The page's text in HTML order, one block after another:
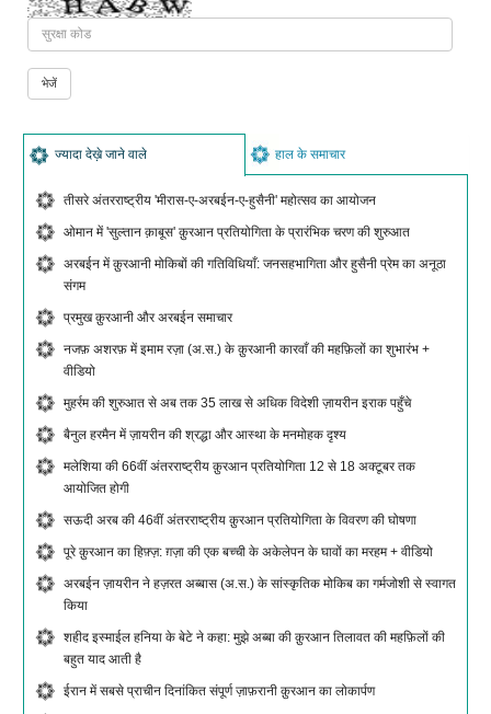
ज्यादा देख़े जाने वाले हाल के समाचार
तीसरे अंतरराष्ट्रीय 'मीरास-ए-अरबईन-ए-हुसैनी' महोत्सव का आयोजन
ओमान में 'सुल्तान क़ाबूस' क़ुरआन प्रतियोगिता के प्रारंभिक चरण की शुरुआत
अरबईन में क़ुरआनी मोकिबों की गतिविधियाँ: जनसहभागिता और हुसैनी प्रेम का अनूठा
संगम
प्रमुख क़ुरआनी और अरबईन समाचार
नजफ़ अशरफ़ में इमाम रज़ा (अ.स.) के क़ुरआनी कारवाँ की महफ़िलों का शुभारंभ +
वीडियो
मुहर्रम की शुरुआत से अब तक 35 लाख से अधिक विदेशी ज़ायरीन इराक पहुँचे
बैनुल हरमैन में ज़ायरीन की श्रद्धा और आस्था के मनमोहक दृश्य
मलेशिया की 66वीं अंतरराष्ट्रीय क़ुरआन प्रतियोगिता 12 से 18 अक्टूबर तक
आयोजित होगी
सऊदी अरब की 46वीं अंतरराष्ट्रीय क़ुरआन प्रतियोगिता के विवरण की घोषणा
पूरे क़ुरआन का हिफ़्ज़: ग़ज़ा की एक बच्ची के अकेलेपन के घावों का मरहम + वीडियो
अरबईन ज़ायरीन ने हज़रत अब्बास (अ.स.) के सांस्कृतिक मोकिब का गर्मजोशी से स्वागत
किया
शहीद इस्माईल हनिया के बेटे ने कहा: मुझे अब्बा की क़ुरआन तिलावत की महफ़िलों की
बहुत याद आती है
ईरान में सबसे प्राचीन दिनांकित संपूर्ण ज़ाफ़रानी क़ुरआन का लोकार्पण